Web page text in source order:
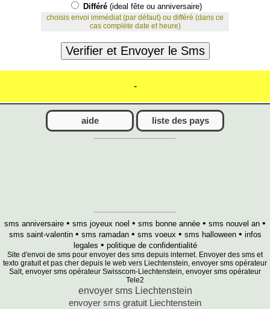
Différé (ideal fête ou anniversaire)
choisis envoi immédiat (par défaut) ou différé (dans ce
cas complète date et heure)
-
aide liste des pays
sms anniversaire • sms joyeux noel • sms bonne année • sms nouvel an •
sms saint-valentin• sms ramadan• sms voeux • sms halloween• infos
legales • politique de confidentialité
Site d'envoi de sms pour envoyer des sms depuis internet. Envoyer des sms et
texto gratuit et pas cher depuis le web vers Liechtenstein, envoyer sms opérateur
Salt, envoyer sms opérateur Swisscom-Liechtenstein, envoyer sms opérateur
Tele2
envoyer sms Liechtenstein
envoyer sms gratuit Liechtenstein